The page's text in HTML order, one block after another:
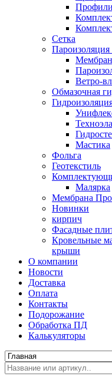
Сетка
Ветро-
Обмазочная
Мастика
Фольга
Геотекстиль
Малярка
Мембрана
Новинки
кирпич
Фасадные
Кровельные
крыши
О компании
Новости
Доставка
Оплата
Контакты
Подорожание
Обработка ПД
Калькуляторы